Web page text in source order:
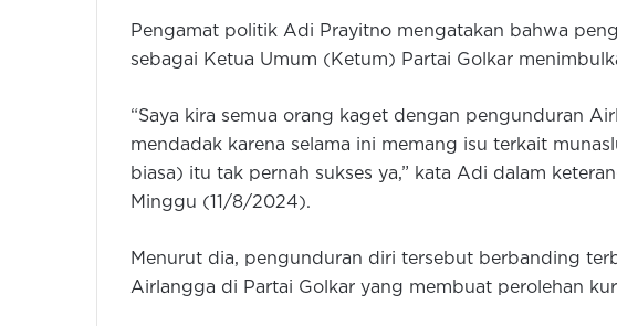
Pengamat politik Adi Prayitno mengatakan bahwa
sebagai Ketua Umum (Ketum) Partai Golkar
“Saya kira semua orang kaget dengan pengunduran
mendadak karena selama ini memang isu terkait
biasa) itu tak pernah sukses ya,” kata Adi dalam
Minggu (11/8/2024).
Menurut dia, pengunduran diri tersebut berbanding
Airlangga di Partai Golkar yang membuat perolehan